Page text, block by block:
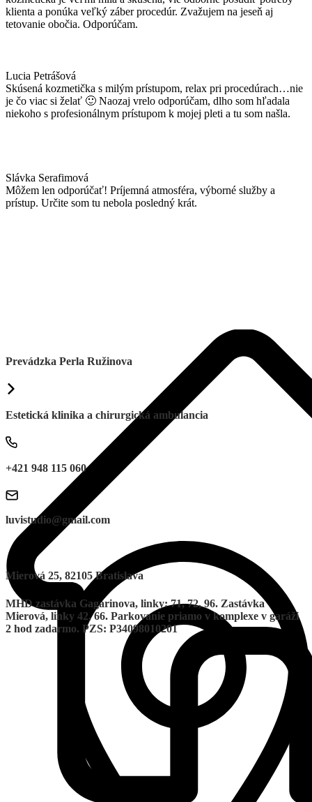
klienta a ponúka veľký záber procedúr. Zvažujem na jeseň aj
tetovanie obočia. Odporúčam.
Lucia Petrášová
Skúsená kozmetička s milým prístupom, relax pri procedúrach…nie
je čo viac si želať 🙂 Naozaj vrelo odporúčam, dlho som hľadala
niekoho s profesionálnym prístupom k mojej pleti a tu som našla.
Slávka Serafimová
Môžem len odporúčať! Príjemná atmosféra, výborné služby a
prístup. Určite som tu nebola posledný krát.
Prevádzka Perla Ružinova
Estetická klinika a chirurgická ambulancia
+421 948 115 060
luvistudio@gmail.com
Mierová 25, 82105 Bratislava
MHD zastávka Gagarinova, linky: 71, 72, 96. Zastávka
Mierová, linky 42, 66. Parkovanie priamo v komplexe v garáži
2 hod zadarmo. PZS: P34098010201